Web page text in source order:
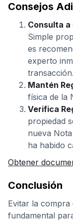
Consejos
Consulta
Simple
es
experto
transacción.
Mantén
física de la
Verifica
propiedad
nueva
ha habido
Obtener
Conclusión
Evitar la compra
fundamental